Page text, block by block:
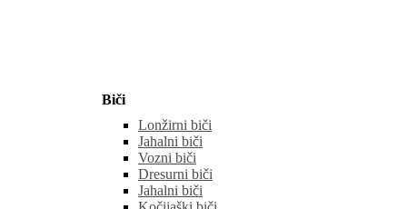
Biči
Lonžirni biči
Jahalni biči
Vozni biči
Dresurni biči
Jahalni biči